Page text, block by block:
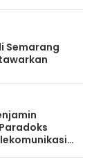
Semarang